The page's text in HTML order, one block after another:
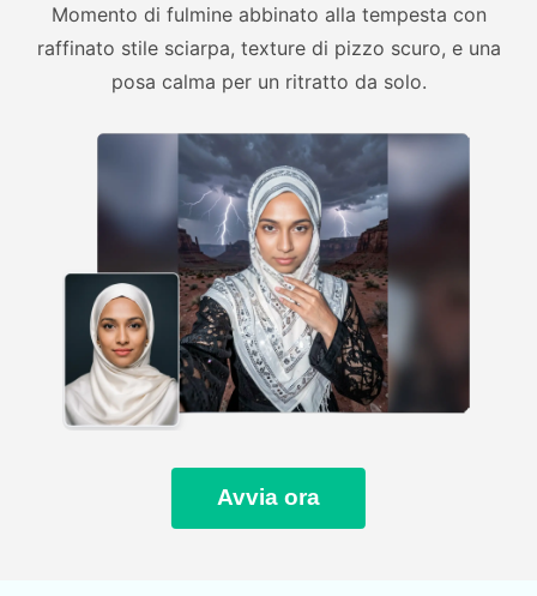
Momento di fulmine abbinato alla tempesta con
raffinato stile sciarpa, texture di pizzo scuro, e una
posa calma per un ritratto da solo.
Avvia ora